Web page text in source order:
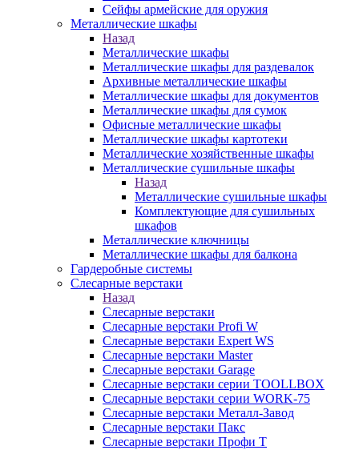
Сейфы армейские для оружия
Металлические шкафы
Назад
Металлические шкафы
Металлические шкафы для раздевалок
Архивные металлические шкафы
Металлические шкафы для документов
Металлические шкафы для сумок
Офисные металлические шкафы
Металлические шкафы картотеки
Металлические хозяйственные шкафы
Металлические сушильные шкафы
Назад
Металлические сушильные шкафы
Комплектующие для сушильных
шкафов
Металлические ключницы
Металлические шкафы для балкона
Гардеробные системы
Слесарные верстаки
Назад
Слесарные верстаки
Слесарные верстаки Profi W
Слесарные верстаки Expert WS
Слесарные верстаки Master
Слесарные верстаки Garage
Слесарные верстаки серии TOOLLBOX
Слесарные верстаки серии WORK-75
Слесарные верстаки Металл-Завод
Слесарные верстаки Пакс
Слесарные верстаки Профи Т